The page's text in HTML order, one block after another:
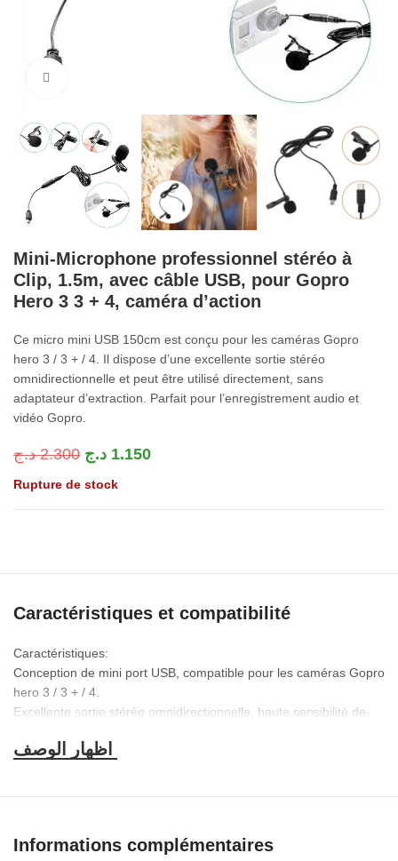
Mini-Microphone professionnel stéréo à
Clip, 1.5m, avec câble USB, pour Gopro
Hero 3 3 + 4, caméra d’action
Ce micro mini USB 150cm est conçu pour les caméras Gopro
hero 3 / 3 + / 4. Il dispose d’une excellente sortie stéréo
omnidirectionnelle et peut être utilisé directement, sans
adaptateur d’extraction. Parfait pour l’enregistrement audio et
vidéo Gopro.
2.300 د.ج 1.150 د.ج
Rupture de stock
Caractéristiques et compatibilité
Caractéristiques:
Conception de mini port USB, compatible pour les caméras Gopro
hero 3 / 3 + / 4.
Excellente sortie stéréo omnidirectionnelle, haute sensibilité de-
Support « plug and play », pas besoin de tout adaptateur
Parfait pour l’enregistrement audio et vidéo.
Informations complémentaires